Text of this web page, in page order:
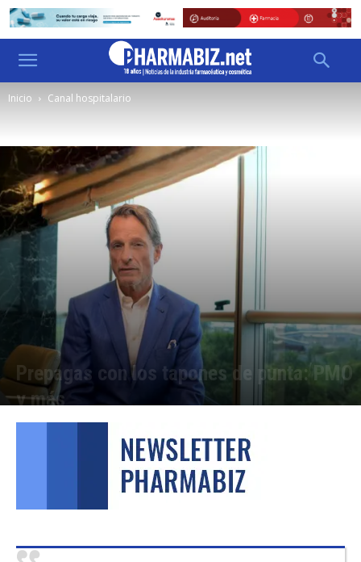
Inicio Canal hospitalario
Prepagas con los tapones de punta: PMO
y más
Por Javier Bartolomeo